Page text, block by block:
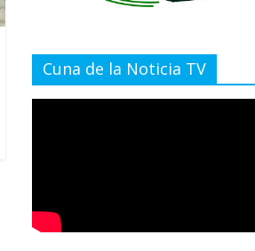
Cuna de la Noticia TV